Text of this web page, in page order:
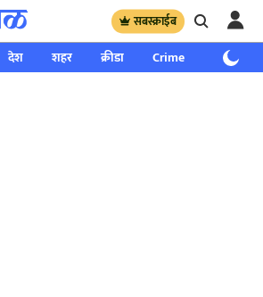
सबस्क्राईब
देश शहर क्रीडा Crime साप्ताहिक